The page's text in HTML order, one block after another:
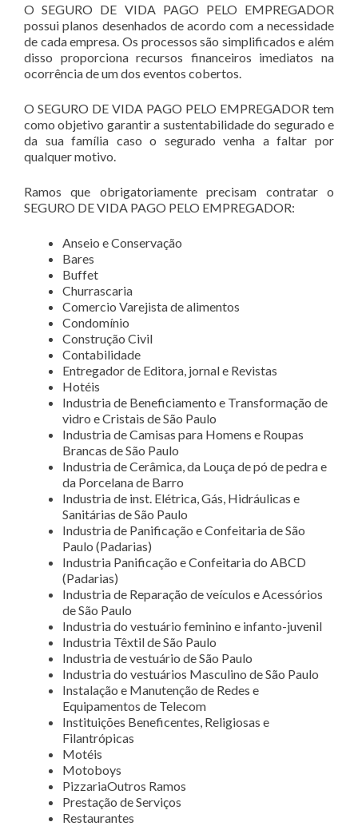
O SEGURO DE VIDA PAGO PELO EMPREGADOR
possui planos desenhados de acordo com a necessidade
de cada empresa. Os processos são simplificados e além
disso proporciona recursos financeiros imediatos na
ocorrência de um dos eventos cobertos.
O SEGURO DE VIDA PAGO PELO EMPREGADOR tem
como objetivo garantir a sustentabilidade do segurado e
da sua família caso o segurado venha a faltar por
qualquer motivo.
Ramos que obrigatoriamente precisam contratar o
SEGURO DE VIDA PAGO PELO EMPREGADOR:
Anseio e Conservação
Bares
Buffet
Churrascaria
Comercio Varejista de alimentos
Condomínio
Construção Civil
Contabilidade
Entregador de Editora, jornal e Revistas
Hotéis
Industria de Beneficiamento e Transformação de
vidro e Cristais de São Paulo
Industria de Camisas para Homens e Roupas
Brancas de São Paulo
Industria de Cerâmica, da Louça de pó de pedra e
da Porcelana de Barro
Industria de inst. Elétrica, Gás, Hidráulicas e
Sanitárias de São Paulo
Industria de Panificação e Confeitaria de São
Paulo (Padarias)
Industria Panificação e Confeitaria do ABCD
(Padarias)
Industria de Reparação de veículos e Acessórios
de São Paulo
Industria do vestuário feminino e infanto-juvenil
Industria Têxtil de São Paulo
Industria de vestuário de São Paulo
Industria do vestuários Masculino de São Paulo
Instalação e Manutenção de Redes e
Equipamentos de Telecom
Instituições Beneficentes, Religiosas e
Filantrópicas
Motéis
Motoboys
PizzariaOutros Ramos
Prestação de Serviços
Restaurantes